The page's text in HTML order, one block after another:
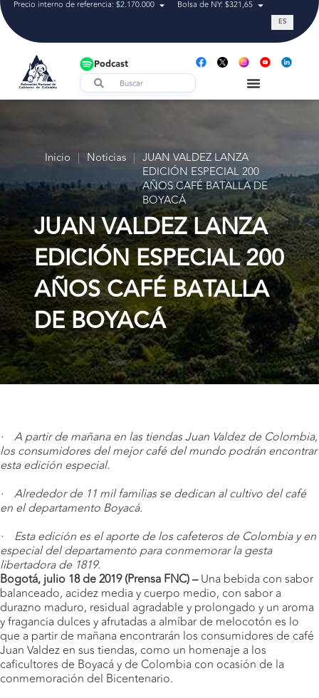
Precio interno de referencia: $2.170.000 Bolsa de NY: $321,65 Tasa de
ES
Podcast
Inicio | Noticias | JUAN VALDEZ LANZA
EDICIÓN ESPECIAL 200
AÑOS CAFÉ BATALLA DE
BOYACÁ
JUAN VALDEZ LANZA
EDICIÓN ESPECIAL 200
AÑOS CAFÉ BATALLA
DE BOYACÁ
· A partir de mañana en las tiendas Juan Valdez de Colombia,
los consumidores del mejor café del mundo podrán encontrar
esta edición especial.
· Alrededor de 11 mil familias se dedican al cultivo del café
en el departamento Boyacá.
· Esta edición es el aporte de los cafeteros de Colombia y en
especial del departamento para conmemorar la gesta
libertadora de 1819.
Bogotá, julio 18 de 2019 (Prensa FNC) –Una bebida con sabor
balanceado, acidez media y cuerpo medio, con sabor a
durazno maduro, residual agradable y prolongado y un aroma
y fragancia dulces y afrutadas a almíbar de melocotón es lo
que a partir de mañana encontrarán los consumidores de café
Juan Valdez en sus tiendas, como un homenaje a los
caficultores de Boyacá y de Colombia con ocasión de la
conmemoración del Bicentenario.